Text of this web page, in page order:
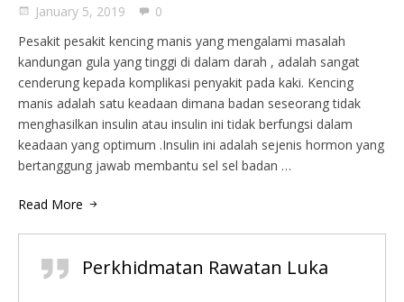
January 5, 2019
0
Pesakit pesakit kencing manis yang mengalami masalah
kandungan gula yang tinggi di dalam darah , adalah sangat
cenderung kepada komplikasi penyakit pada kaki. Kencing
manis adalah satu keadaan dimana badan seseorang tidak
menghasilkan insulin atau insulin ini tidak berfungsi dalam
keadaan yang optimum .Insulin ini adalah sejenis hormon yang
bertanggung jawab membantu sel sel badan …
Read More
Perkhidmatan Rawatan Luka